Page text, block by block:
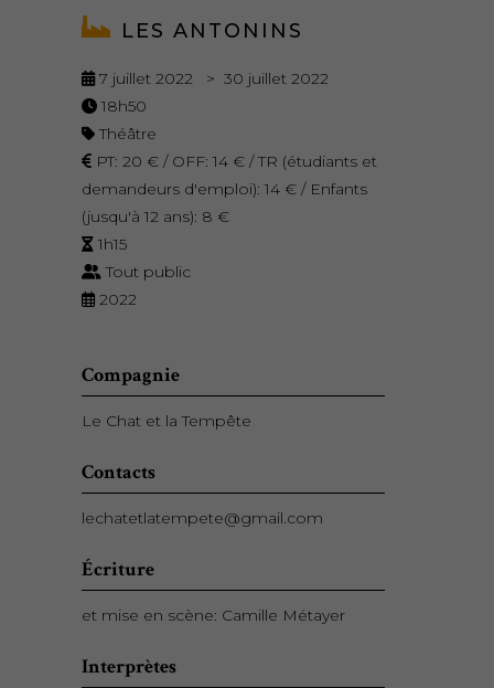
LES ANTONINS
7 juillet 2022 > 30 juillet 2022
18h50
Théâtre
PT: 20 € / OFF: 14 € / TR (étudiants et
demandeurs d'emploi): 14 € / Enfants
(jusqu'à 12 ans): 8 €
1h15
Tout public
2022
Compagnie
Le Chat et la Tempête
Contacts
lechatetlatempete@gmail.com
Écriture
et mise en scène: Camille Métayer
Interprètes